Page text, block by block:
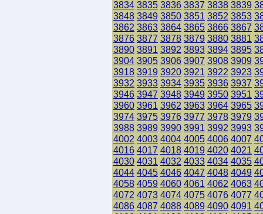
3834 3835 3836 3837 3838 3839
3848 3849 3850 3851 3852 3853
3862 3863 3864 3865 3866 3867
3876 3877 3878 3879 3880 3881
3890 3891 3892 3893 3894 3895
3904 3905 3906 3907 3908 3909
3918 3919 3920 3921 3922 3923
3932 3933 3934 3935 3936 3937
3946 3947 3948 3949 3950 3951
3960 3961 3962 3963 3964 3965
3974 3975 3976 3977 3978 3979
3988 3989 3990 3991 3992 3993
4002 4003 4004 4005 4006 4007
4016 4017 4018 4019 4020 4021
4030 4031 4032 4033 4034 4035
4044 4045 4046 4047 4048 4049
4058 4059 4060 4061 4062 4063
4072 4073 4074 4075 4076 4077
4086 4087 4088 4089 4090 4091